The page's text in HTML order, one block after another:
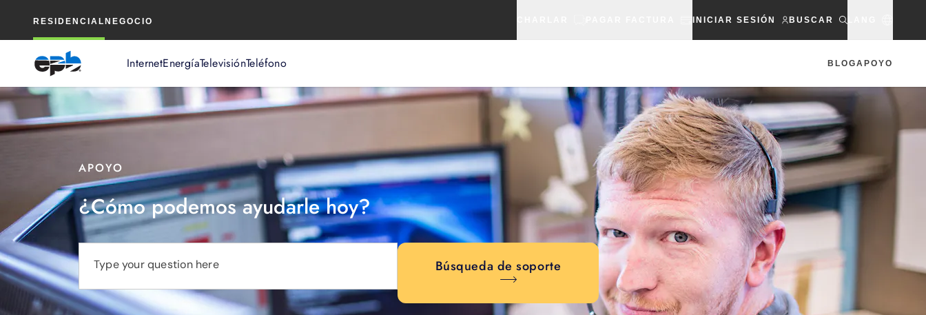
RESIDENCIAL NEGOCIO INICIAR SESIÓN BUSCAR
InternetEnergíaTelevisiónTeléfono BLOGAPOYO
principal
APOYO
¿Cómo podemos ayudarle hoy?
Type your question here Búsqueda de soporte